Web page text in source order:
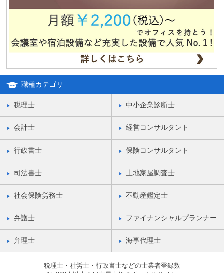
職種カテゴリ
税理士 中小企業診断士
会計士 経営コンサルタント
行政書士 保険コンサルタント
司法書士 土地家屋調査士
社会保険労務士 不動産鑑定士
弁護士 ファイナンシャルプランナー
弁理士 海事代理士
税理士・社労士・行政書士などの士業者登録数